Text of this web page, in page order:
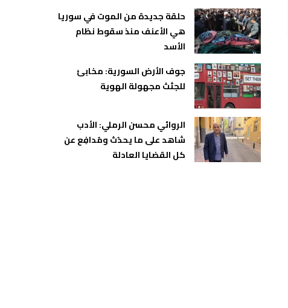
حلقة جديدة من الموت في سوريا
هي الأعنف منذ سقوط نظام
الأسد
جوف الأرض السورية: مخابئ
للجثث مجهولة الهوية
الروائي محسن الرملي: الأدب
شاهد على ما يحدُث ومُدافِع عن
كل القضايا العادلة